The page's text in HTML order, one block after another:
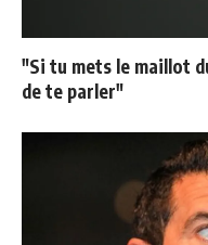
"Si tu mets le maillot
de te parler"